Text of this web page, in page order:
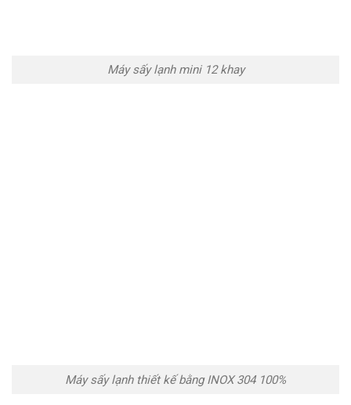
Máy sấy lạnh mini 12 khay
Máy sấy lạnh thiết kế bằng INOX 304 100%